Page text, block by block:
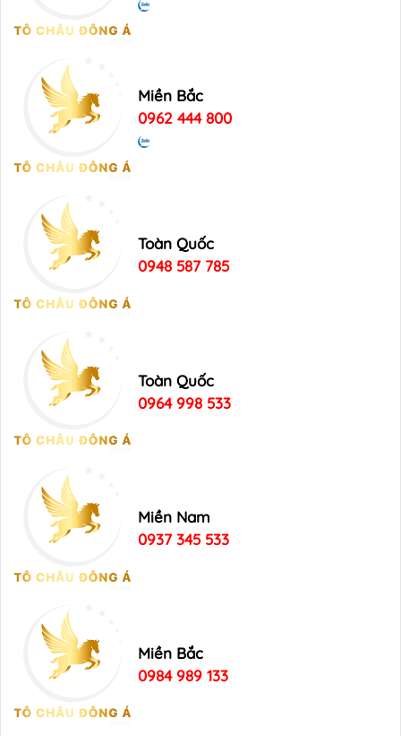
Miền Bắc
0962 444 800
Toàn Quốc
0948 587 785
Toàn Quốc
0964 998 533
Miền Nam
0937 345 533
Miền Bắc
0984 989 133